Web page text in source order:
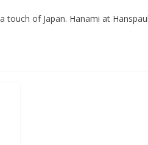
of Japan. Hanami at